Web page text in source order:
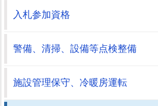
入札参加資格
警備、清掃、設備等点検整備
施設管理保守、冷暖房運転